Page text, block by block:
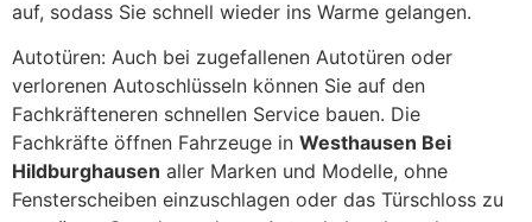
auf, sodass Sie schnell wieder ins Warme gelangen.
Autotüren: Auch bei zugefallenen Autotüren oder
verlorenen Autoschlüsseln können Sie auf den
Fachkräfteneren schnellen Service bauen. Die
Fachkräfte öffnen Fahrzeuge in Westhausen Bei
Hildburghausen aller Marken und Modelle, ohne
Fensterscheiben einzuschlagen oder das Türschloss zu